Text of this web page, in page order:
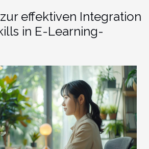
effektiven Integration
in E-Learning-